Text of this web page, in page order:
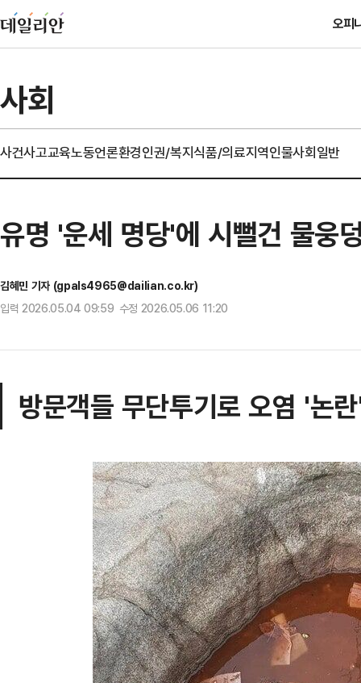
오피
사회
사건사고교육노동언론환경인권/복지식품/의료지역인물사회일반
유명 '운세 명당'에 시뻘건 물웅
김혜민 기자 (gpals4965@dailian.co.kr)
입력 2026.05.04 09:59 수정 2026.05.06 11:20
방문객들 무단투기로 오염 '논